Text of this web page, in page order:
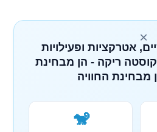
×
אטרקציות ופעילויות
ריקה - הן מבחינת
מבחינת החוויה
🐒